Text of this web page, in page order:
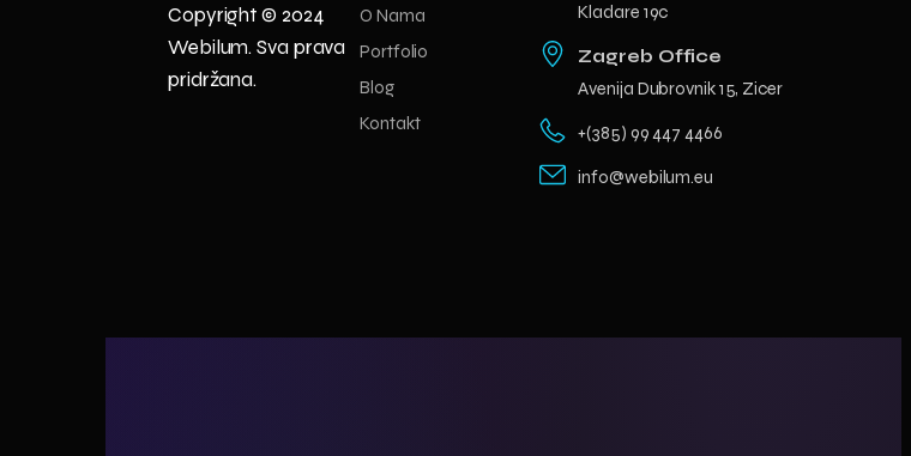
Copyright © 2024
Webilum. Sva prava
pridržana.
O Nama
Portfolio
Blog
Kontakt
Kladare 19c
Zagreb Office
Avenija Dubrovnik 15, Zicer
+(385) 99 447 4466
info@webilum.eu